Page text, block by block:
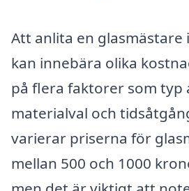
Att anlita en glasmästare
kan innebära olika
på flera faktorer som typ
materialval och
varierar priserna för
mellan 500 och 1000